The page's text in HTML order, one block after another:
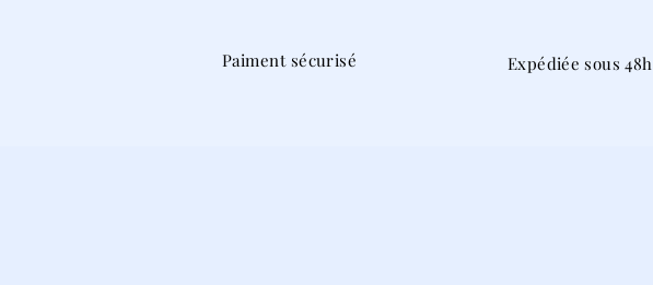
Paiment sécurisé Expédiée sous 48h